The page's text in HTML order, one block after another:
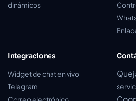
dinámicos
Integraciones
Widget de chat en vivo
Telegram
Correo electrónico